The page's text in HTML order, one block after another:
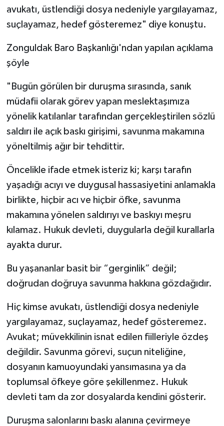
avukatı, üstlendiği dosya nedeniyle yargılayamaz,
suçlayamaz, hedef gösteremez" diye konuştu.
Zonguldak Baro Başkanlığı'ndan yapılan açıklama
şöyle
"Bugün görülen bir duruşma sırasında, sanık
müdafii olarak görev yapan meslektaşımıza
yönelik katılanlar tarafından gerçekleştirilen sözlü
saldırı ile açık baskı girişimi, savunma makamına
yöneltilmiş ağır bir tehdittir.
Öncelikle ifade etmek isteriz ki; karşı tarafın
yaşadığı acıyı ve duygusal hassasiyetini anlamakla
birlikte, hiçbir acı ve hiçbir öfke, savunma
makamına yönelen saldırıyı ve baskıyı meşru
kılamaz. Hukuk devleti, duygularla değil kurallarla
ayakta durur.
Bu yaşananlar basit bir “gerginlik” değil;
doğrudan doğruya savunma hakkına gözdağıdır.
Hiç kimse avukatı, üstlendiği dosya nedeniyle
yargılayamaz, suçlayamaz, hedef gösteremez.
Avukat; müvekkilinin isnat edilen fiilleriyle özdeş
değildir. Savunma görevi, suçun niteliğine,
dosyanın kamuoyundaki yansımasına ya da
toplumsal öfkeye göre şekillenmez. Hukuk
devleti tam da zor dosyalarda kendini gösterir.
Duruşma salonlarını baskı alanına çevirmeye